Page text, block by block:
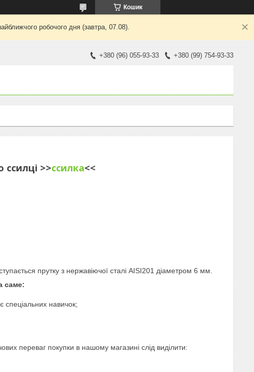
Кошик
робочого дня (завтра, 07.08).
+380 (96) 055-93-33 +380 (99) 754-93-33
>>cсилка<<
прутку з нержавіючої сталі AISI201 діаметром 6 мм.
саме:
спеціальних навичок;
переваг покупки в нашому магазині слід виділити: